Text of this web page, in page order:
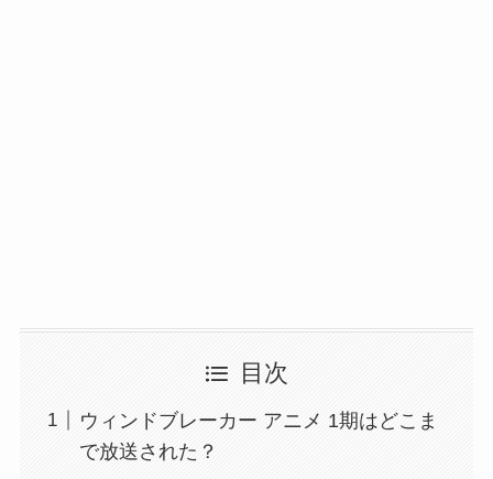
目次
ウィンドブレーカー アニメ 1期はどこま
で放送された？